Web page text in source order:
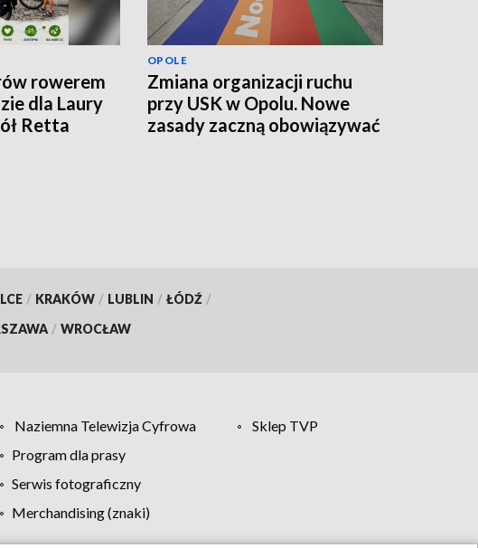
rowerem
dla Laury
Retta
OPOLE
Zmiana organizacji ruchu
przy USK w Opolu. Nowe
zasady zaczną obowiązywać
/ KRAKÓW / LUBLIN / ŁÓDŹ /
/ WROCŁAW
Naziemna Telewizja Cyfrowa
Sklep TVP
Program dla prasy
Serwis fotograficzny
Merchandising (znaki)